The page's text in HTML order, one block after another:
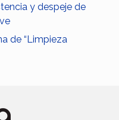
y despeje de
de “Limpieza